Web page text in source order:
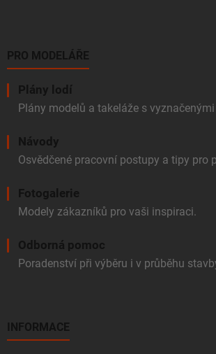
PRO MODELÁŘE
Plány lodí
Plány modelů a takeláže s
Návody
Osvědčené pracovní postupy a tipy pro
Fotogalerie
Modely zákazníků pro vaši inspiraci.
Odborná pomoc
Poradenství při výběru i v průběhu
INFORMACE